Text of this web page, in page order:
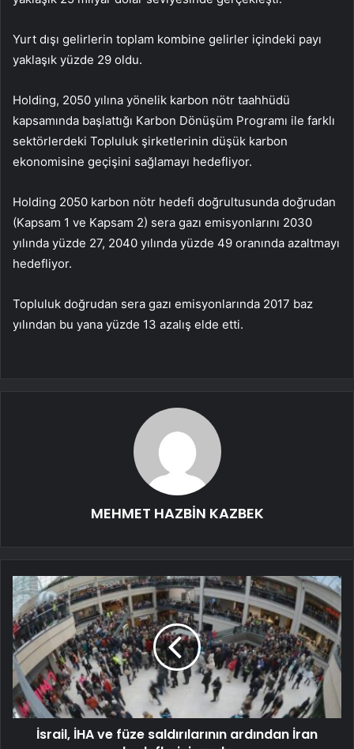
Yurt dışı gelirlerin toplam kombine gelirler içindeki payı
yaklaşık yüzde 29 oldu.
Holding, 2050 yılına yönelik karbon nötr taahhüdü
kapsamında başlattığı Karbon Dönüşüm Programı ile farklı
sektörlerdeki Topluluk şirketlerinin düşük karbon
ekonomisine geçişini sağlamayı hedefliyor.
Holding 2050 karbon nötr hedefi doğrultusunda doğrudan
(Kapsam 1 ve Kapsam 2) sera gazı emisyonlarını 2030
yılında yüzde 27, 2040 yılında yüzde 49 oranında azaltmayı
hedefliyor.
Topluluk doğrudan sera gazı emisyonlarında 2017 baz
yılından bu yana yüzde 13 azalış elde etti.
MEHMET HAZBİN KAZBEK
İsrail, İHA ve füze saldırılarının ardından İran